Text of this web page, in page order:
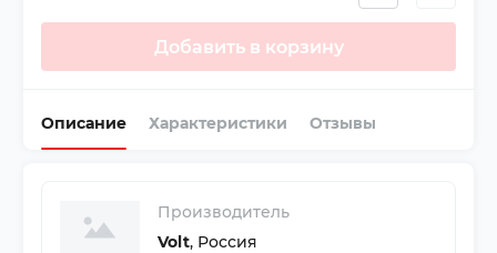
Добавить в корзину
Описание Характеристики Отзывы
Производитель
Volt, Россия